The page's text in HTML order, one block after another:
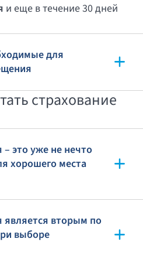
и еще в течение 30 дней
для
страхование
– это уже не нечто
хорошего места
является вторым по
выборе